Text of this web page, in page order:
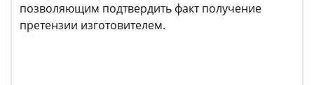
позволяющим подтвердить факт получение
претензии изготовителем.